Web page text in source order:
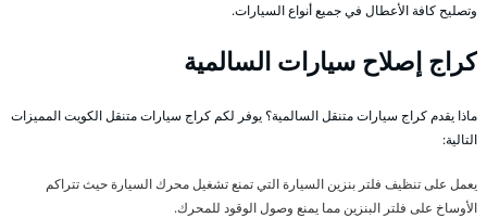
وتصليح كافة الأعطال في جميع أنواع السيارات.
كراج إصلاح سيارات السالمية
ماذا يقدم كراج سيارات متنقل السالمية؟ يوفر لكم كراج سيارات متنقل الكويت المميزات
التالية:
يعمل على تنظيف فلتر بنزين السيارة التي تمنع تشغيل محرك السيارة حيث تتراكم
الأوساخ على فلتر البنزين مما يمنع وصول الوقود للمحرك.